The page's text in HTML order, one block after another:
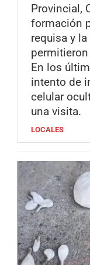
Provincial,
formación
requisa y
En los
intento de
celular
una visita.
LOCALES